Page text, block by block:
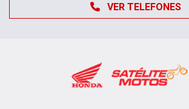
VER TELEFONES